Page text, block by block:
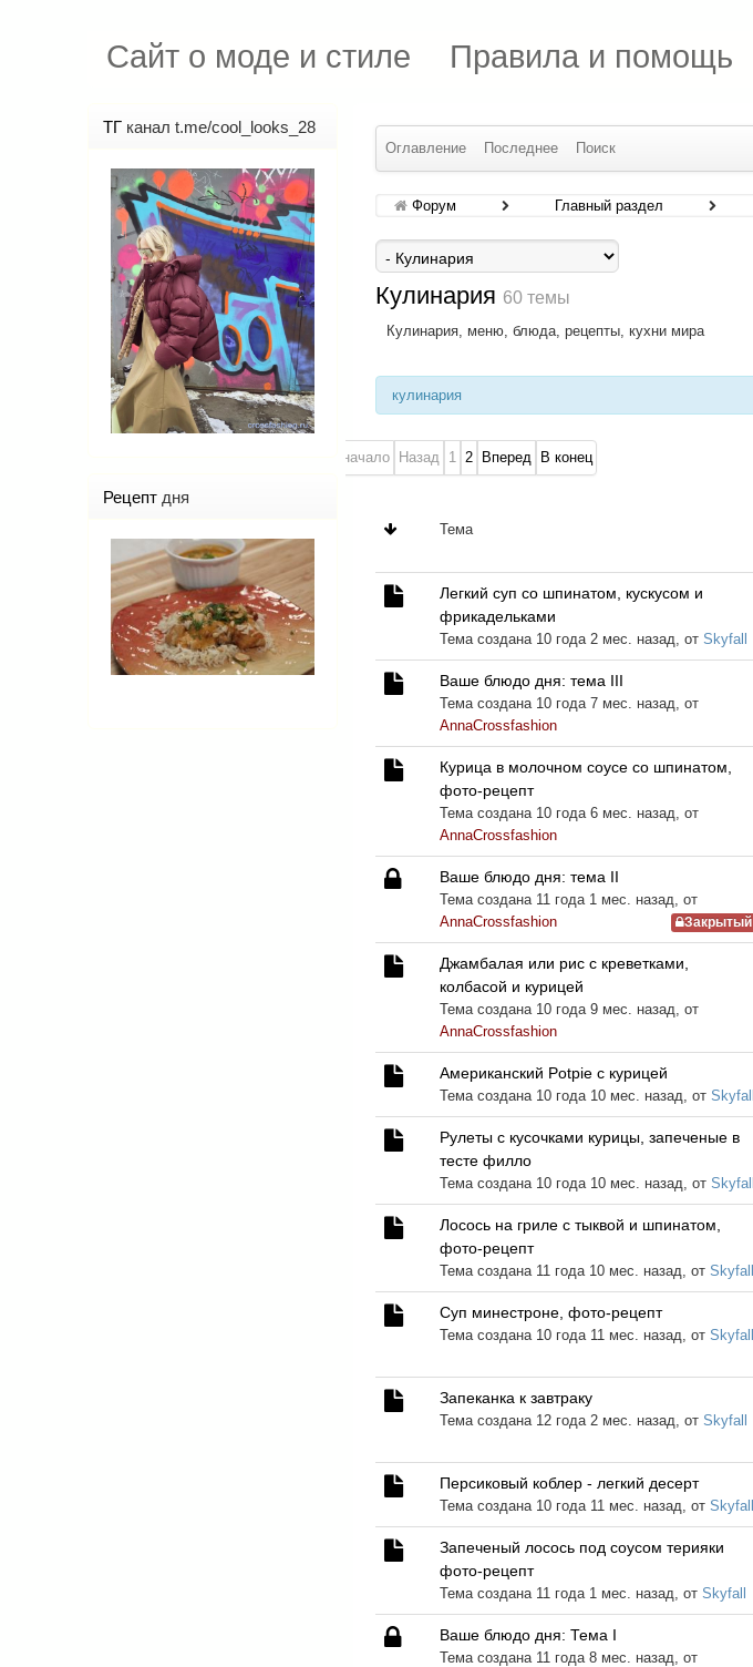
Сайт о моде и стиле Правила и помощь
Оглавление Последнее Поиск
Форум Главный раздел
Кулинария 60 темы
Кулинария, меню, блюда, рецепты, кухни мира
кулинария
В начало Назад 1 2 Вперед В конец
Тема
Легкий суп со шпинатом, кускусом и
фрикадельками
Тема создана 10 года 2 мес. назад, от Skyfall
Ваше блюдо дня: тема III
Тема создана 10 года 7 мес. назад, от
AnnaCrossfashion
Курица в молочном соусе со шпинатом,
фото-рецепт
Тема создана 10 года 6 мес. назад, от
AnnaCrossfashion
Ваше блюдо дня: тема II
Тема создана 11 года 1 мес. назад, от
AnnaCrossfashion
Закрытый
Джамбалая или рис с креветками,
колбасой и курицей
Тема создана 10 года 9 мес. назад, от
AnnaCrossfashion
Американский Potpie с курицей
Тема создана 10 года 10 мес. назад, от Skyfall
Рулеты с кусочками курицы, запеченые в
тесте филло
Тема создана 10 года 10 мес. назад, от Skyfall
Лосось на гриле с тыквой и шпинатом,
фото-рецепт
Тема создана 11 года 10 мес. назад, от Skyfall
Суп минестроне, фото-рецепт
Тема создана 10 года 11 мес. назад, от Skyfall
Запеканка к завтраку
Тема создана 12 года 2 мес. назад, от Skyfall
Персиковый коблер - легкий десерт
Тема создана 10 года 11 мес. назад, от Skyfall
Запеченый лосось под соусом терияки
фото-рецепт
Тема создана 11 года 1 мес. назад, от Skyfall
Ваше блюдо дня: Тема I
Тема создана 11 года 8 мес. назад, от
ТГ канал t.me/cool_looks_28
Рецепт дня